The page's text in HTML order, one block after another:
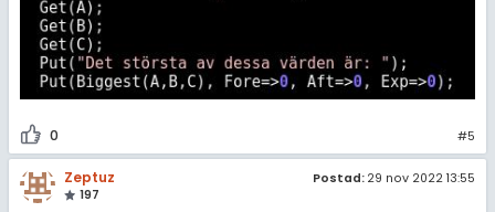
0 #5
Zeptuz
197
Postad: 29 nov 2022 13:55